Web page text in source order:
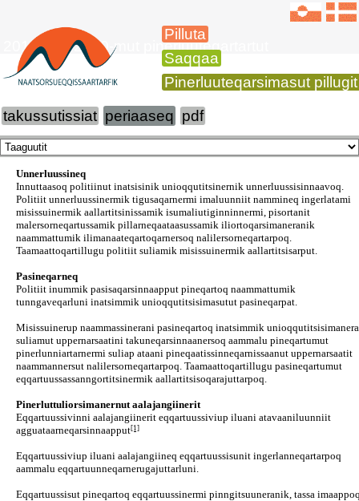
Pilluta
Saqqaa
Pinerluuteqarsimasut
2016-imiit 2020-mut pinerluuteqartartut
takussutissiat periaaseq pdf